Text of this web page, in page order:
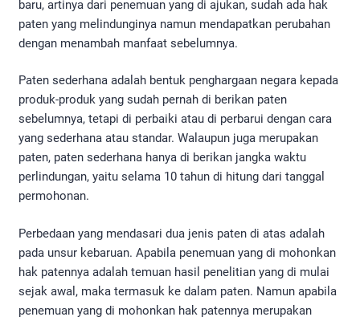
baru, artinya dari penemuan yang di ajukan, sudah ada hak
paten yang melindunginya namun mendapatkan perubahan
dengan menambah manfaat sebelumnya.
Paten sederhana adalah bentuk penghargaan negara kepada
produk-produk yang sudah pernah di berikan paten
sebelumnya, tetapi di perbaiki atau di perbarui dengan cara
yang sederhana atau standar. Walaupun juga merupakan
paten, paten sederhana hanya di berikan jangka waktu
perlindungan, yaitu selama 10 tahun di hitung dari tanggal
permohonan.
Perbedaan yang mendasari dua jenis paten di atas adalah
pada unsur kebaruan. Apabila penemuan yang di mohonkan
hak patennya adalah temuan hasil penelitian yang di mulai
sejak awal, maka termasuk ke dalam paten. Namun apabila
penemuan yang di mohonkan hak patennya merupakan